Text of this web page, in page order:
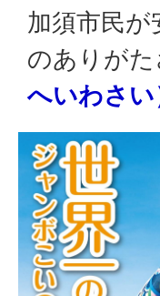
加須市民
のありが
へいわさい